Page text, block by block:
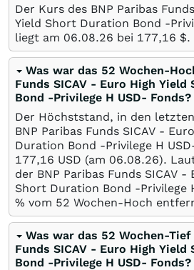
Der Kurs des BNP Paribas
Yield Short Duration Bond -
liegt am 06.08.26 bei 177,16 $.
Was war das 52 Wochen-
Funds SICAV - Euro High
Bond -Privilege H USD- Fonds?
Der Höchststand, in den
BNP Paribas Funds SICAV -
Duration Bond -Privilege H
177,16 USD (am 06.08.26).
der BNP Paribas Funds SICAV -
Short Duration Bond -Privilege
% vom 52 Wochen-Hoch
Was war das 52 Wochen-Tief
Funds SICAV - Euro High
Bond -Privilege H USD- Fonds?